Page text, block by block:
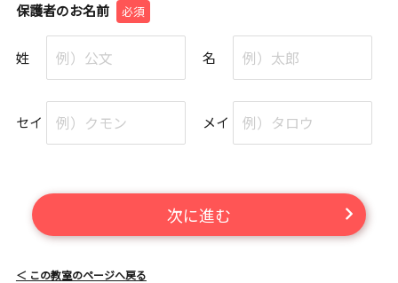
保護者のお名前 必須
姓 名
セイ メイ
次に進む
＜ この教室のページへ戻る